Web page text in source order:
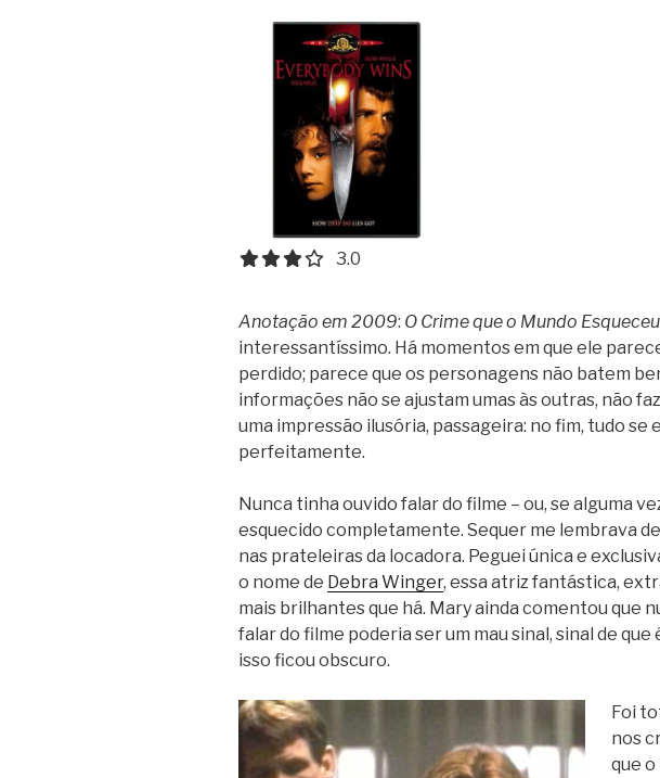
3.0 out of 5.0 stars
3.0
Anotação em 2009: O Crime que o Mundo Esqueceu
interessantíssimo. Há momentos em que ele
perdido; parece que os personagens não batem
informações não se ajustam umas às outras, não
uma impressão ilusória, passageira: no fim, tudo se
perfeitamente.
Nunca tinha ouvido falar do filme – ou, se alguma
esquecido completamente. Sequer me lembrava
nas prateleiras da locadora. Peguei única e
o nome de Debra Winger, essa atriz fantástica,
mais brilhantes que há. Mary ainda comentou que
falar do filme poderia ser um mau sinal, sinal de que
isso ficou obscuro.
Foi
nos
que